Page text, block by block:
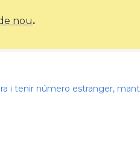
nou.
i tenir número estranger,